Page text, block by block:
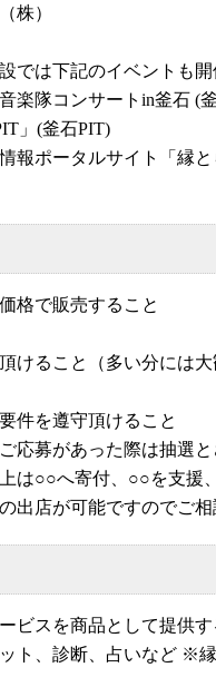
株）
では下記のイベントも開
楽隊コンサートin釜石 (
」(釜石PIT)
報ポータルサイト「縁
格で販売すること
けること（多い分には大
件を遵守頂けること
応募があった際は抽選と
は○○へ寄付、○○を支
出店が可能ですのでご相
ビスを商品として提供
ット、診断、占いなど ※